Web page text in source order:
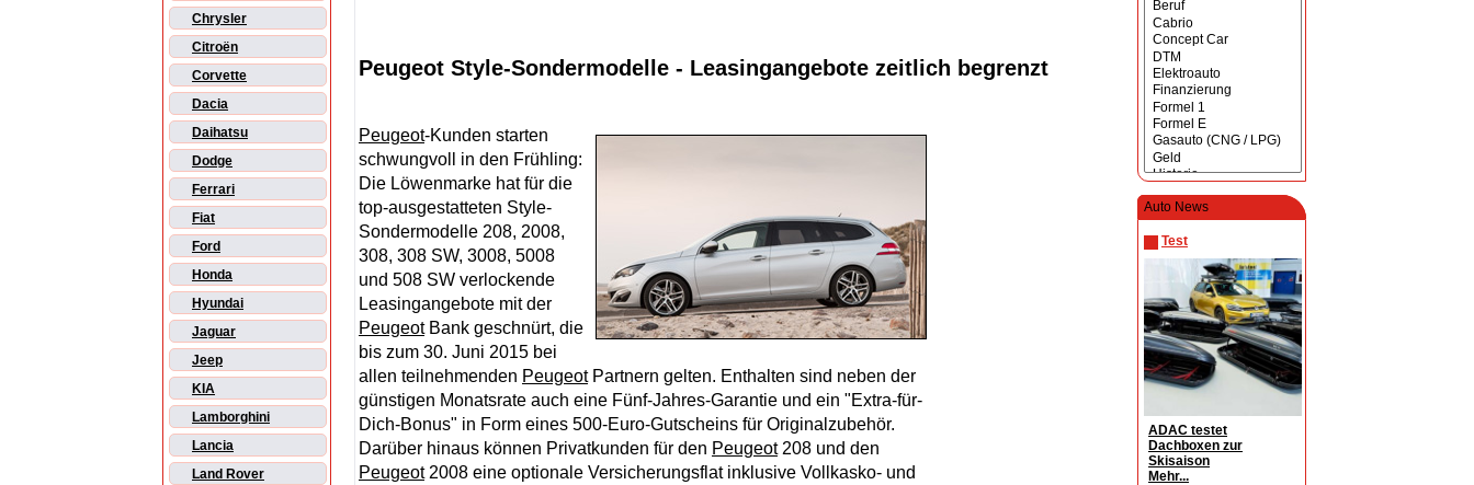
Chrysler
Citroën
Corvette
Dacia
Daihatsu
Dodge
Ferrari
Fiat
Ford
Honda
Hyundai
Jaguar
Jeep
KIA
Lamborghini
Lancia
Land Rover
Auto News
Test
ADAC testet
Dachboxen zur
Skisaison
Mehr...
Peugeot Style-Sondermodelle - Leasingangebote zeitlich begrenzt
Peugeot-Kunden starten
schwungvoll in den Frühling:
Die Löwenmarke hat für die
top-ausgestatteten Style-
Sondermodelle 208, 2008,
308, 308 SW, 3008, 5008
und 508 SW verlockende
Leasingangebote mit der
PeugeotBank geschnürt, die
bis zum 30. Juni 2015 bei
allen teilnehmenden PeugeotPartnern gelten. Enthalten sind neben der
günstigen Monatsrate auch eine Fünf-Jahres-Garantie und ein "Extra-für-
Dich-Bonus" in Form eines 500-Euro-Gutscheins für Originalzubehör.
Darüber hinaus können Privatkunden für den Peugeot208 und den
Peugeot2008 eine optionale Versicherungsflat inklusive Vollkasko- und